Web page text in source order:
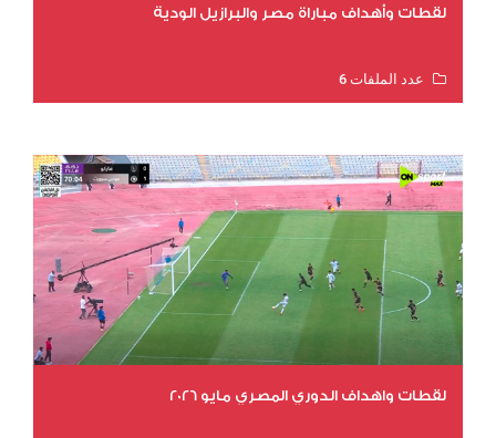
لقطات وأهداف مباراة مصر والبرازيل الودية
عدد الملفات 6
لقطات واهداف الدوري المصري مايو 2026